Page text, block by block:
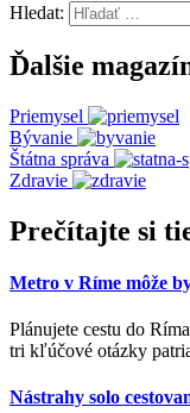
Hledat:
Ďalšie
Priemysel
Bývanie
Štátna správa
Zdravie
Prečítajte si
Metro v Ríme môže
Plánujete cestu do
tri kľúčové otázky
Nástrahy solo